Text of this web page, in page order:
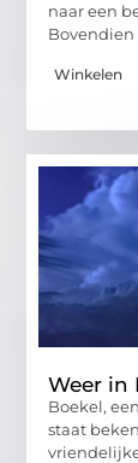
naar een
Bovendien
Winkelen
Weer in
Boekel,
staat